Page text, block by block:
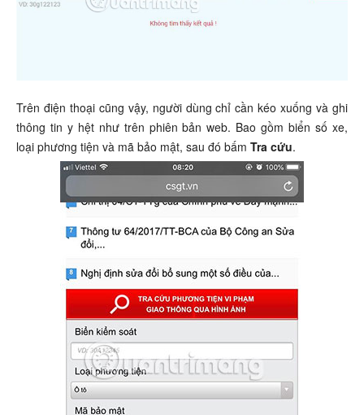
Trên điện thoại cũng vậy, người dùng chỉ cần kéo xuống và ghi
thông tin y hệt như trên phiên bản web. Bao gồm biển số xe,
loại phương tiện và mã bảo mật, sau đó bấm Tra cứu.